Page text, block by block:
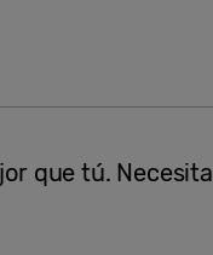
que tú. Necesita